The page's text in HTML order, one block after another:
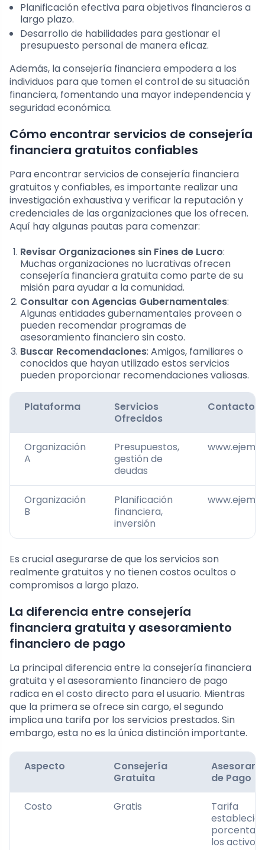
Planificación efectiva para objetivos financieros a
largo plazo.
Desarrollo de habilidades para gestionar el
presupuesto personal de manera eficaz.
Además, la consejería financiera empodera a los
individuos para que tomen el control de su situación
financiera, fomentando una mayor independencia y
seguridad económica.
Cómo encontrar servicios de consejería
financiera gratuitos confiables
Para encontrar servicios de consejería financiera
gratuitos y confiables, es importante realizar una
investigación exhaustiva y verificar la reputación y
credenciales de las organizaciones que los ofrecen.
Aquí hay algunas pautas para comenzar:
Revisar Organizaciones sin Fines de Lucro:
Muchas organizaciones no lucrativas ofrecen
consejería financiera gratuita como parte de su
misión para ayudar a la comunidad.
Consultar con Agencias Gubernamentales:
Algunas entidades gubernamentales proveen o
pueden recomendar programas de
asesoramiento financiero sin costo.
Buscar Recomendaciones: Amigos, familiares o
conocidos que hayan utilizado estos servicios
pueden proporcionar recomendaciones valiosas.
Plataforma
Servicios
Ofrecidos
Contacto
Organización
A
Presupuestos,
gestión de
deudas
Organización
B
Planificación
financiera,
inversión
Es crucial asegurarse de que los servicios son
realmente gratuitos y no tienen costos ocultos o
compromisos a largo plazo.
La diferencia entre consejería
financiera gratuita y asesoramiento
financiero de pago
La principal diferencia entre la consejería financiera
gratuita y el asesoramiento financiero de pago
radica en el costo directo para el usuario. Mientras
que la primera se ofrece sin cargo, el segundo
implica una tarifa por los servicios prestados. Sin
embargo, esta no es la única distinción importante.
Aspecto
Consejería
Gratuita
de Pago
Costo Gratis
Tarifa
porcentaje
los activos